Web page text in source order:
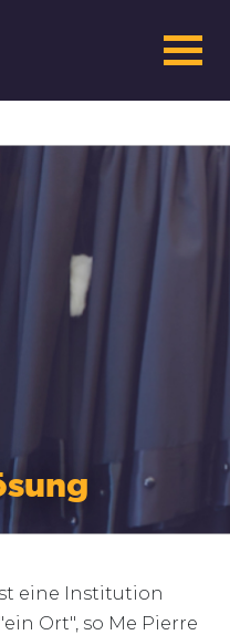
eine Institution
Ort", so Me Pierre